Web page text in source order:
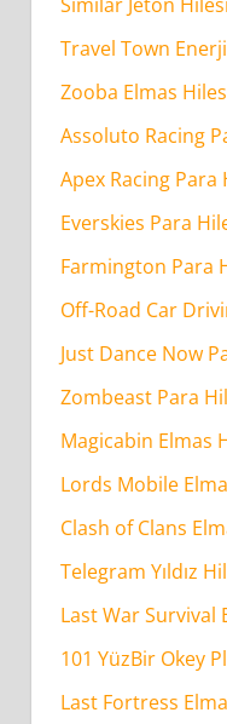
Travel Town
Zooba Elmas
Assoluto Racing
Apex Racing Para
Everskies Para
Farmington Para
Off-Road Car
Just Dance Now
Zombeast Para
Magicabin Elmas
Lords Mobile
Clash of Clans
Telegram Yıldız
Last War Survival
101 YüzBir Okey
Last Fortress